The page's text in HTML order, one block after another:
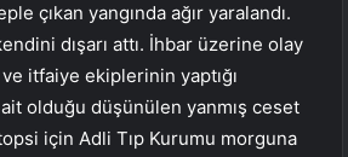
çıkan yangında ağır yaralandı.
dışarı attı. İhbar üzerine olay
itfaiye ekiplerinin yaptığı
olduğu düşünülen yanmış ceset
için Adli Tıp Kurumu morguna